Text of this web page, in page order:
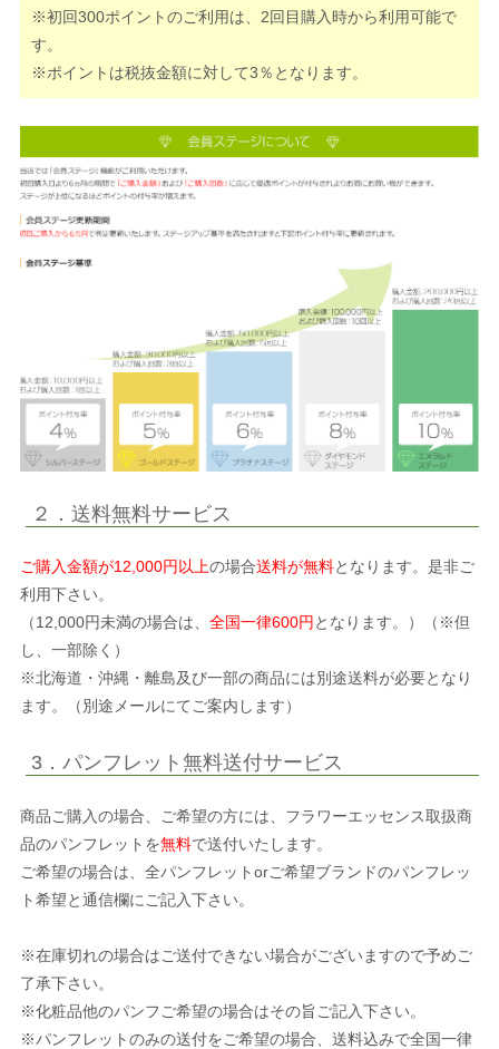
※初回300ポイントのご利用は、2回目購入時から利用可能で
す。
※ポイントは税抜金額に対して3％となります。
２．送料無料サービス
ご購入金額が12,000円以上の場合送料が無料となります。是非ご
利用下さい。
（12,000円未満の場合は、 全国一律600円 となります。）（※但
し、一部除く）
※北海道・沖縄・離島及び一部の商品には別途送料が必要となり
ます。（別途メールにてご案内します）
3．パンフレット無料送付サービス
商品ご購入の場合、ご希望の方には、フラワーエッセンス取扱商
品のパンフレットを無料で送付いたします。
ご希望の場合は、全パンフレットorご希望ブランドのパンフレッ
ト希望と通信欄にご記入下さい。
※在庫切れの場合はご送付できない場合がございますので予めご
了承下さい。
※化粧品他のパンフご希望の場合はその旨ご記入下さい。
※パンフレットのみの送付をご希望の場合、送料込みで全国一律